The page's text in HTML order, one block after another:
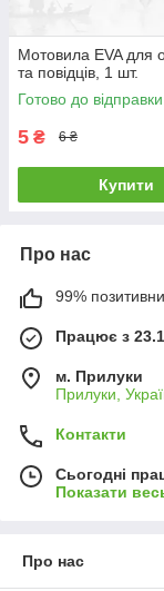
Мотовила EVA для
та повідців, 1 шт.
Готово до відправки
5 ₴ 6 ₴
Купити
Про нас
99%
Працює з
м. Прилуки
Прилуки,
Контакти
Сьогодні
Показати
Про нас